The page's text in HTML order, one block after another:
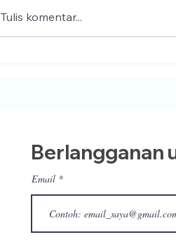
Tulis komentar...
Berlangganan
Email